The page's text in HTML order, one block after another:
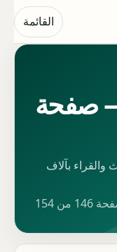
القائمة
صفحة
بآلاف